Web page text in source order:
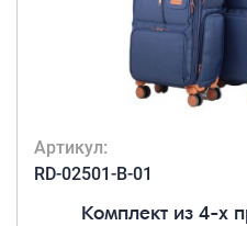
Артикул:
RD-02501-B-01
Комплект из 4-х